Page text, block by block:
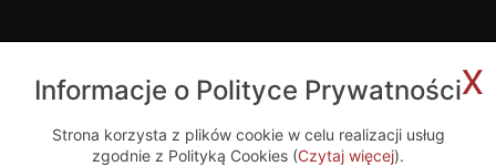
x
Informacje o Polityce Prywatności
Strona korzysta z plików cookie w celu realizacji usług
zgodnie z Polityką Cookies (Czytaj więcej).